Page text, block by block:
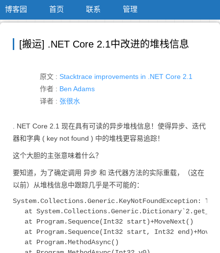
博客园 首页 联系 管理
[搬运] .NET Core 2.1中改进的堆栈信息
原文 : Stacktrace improvements in .NET Core 2.1
作者 : Ben Adams
译者 : 张很水
. NET Core 2.1 现在具有可读的异步堆栈信息！使得异步、迭代
器和字典 ( key not found ) 中的堆栈更容易追踪！
这个大胆的主张意味着什么？
要知道，为了确定调用 异步 和 迭代器方法的实际重载，（这在
以前）从堆栈信息中跟踪几乎是不可能的：
at
   at Program.Sequence(Int32 start)+MoveNext()
at Program.Sequence(Int32 start, Int32
   at Program.MethodAsync()